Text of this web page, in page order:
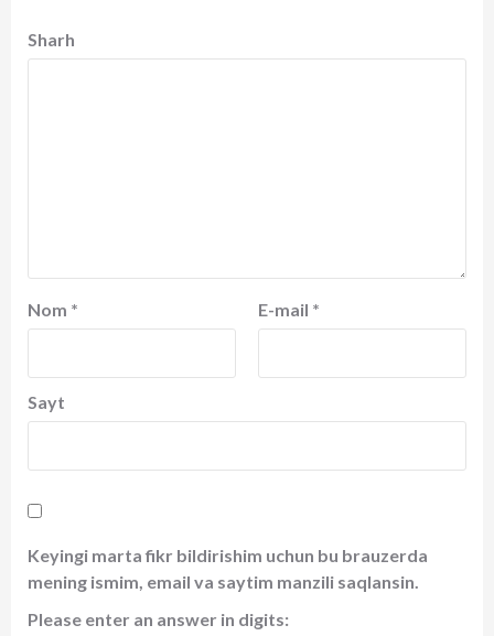
Sharh
Nom * E-mail *
Sayt
Keyingi marta fikr bildirishim uchun bu brauzerda
mening ismim, email va saytim manzili saqlansin.
Please enter an answer in digits: